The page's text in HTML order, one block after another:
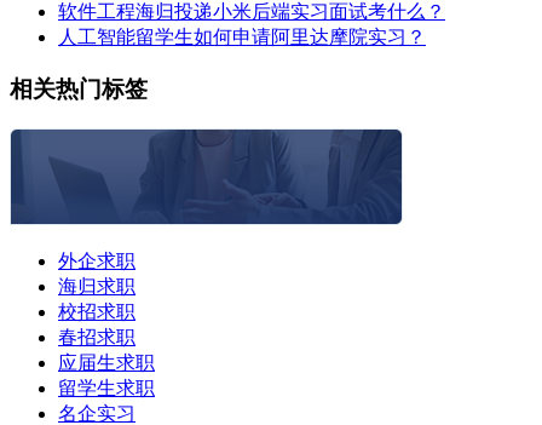
软件工程海归投递小米后端实习面试考什么？
人工智能留学生如何申请阿里达摩院实习？
相关热门标签
外企求职
海归求职
校招求职
春招求职
应届生求职
留学生求职
名企实习